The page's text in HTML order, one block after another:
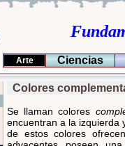
Arte Ciencias
Colores
Se llaman colores
encuentran a la izquierda
de estos colores